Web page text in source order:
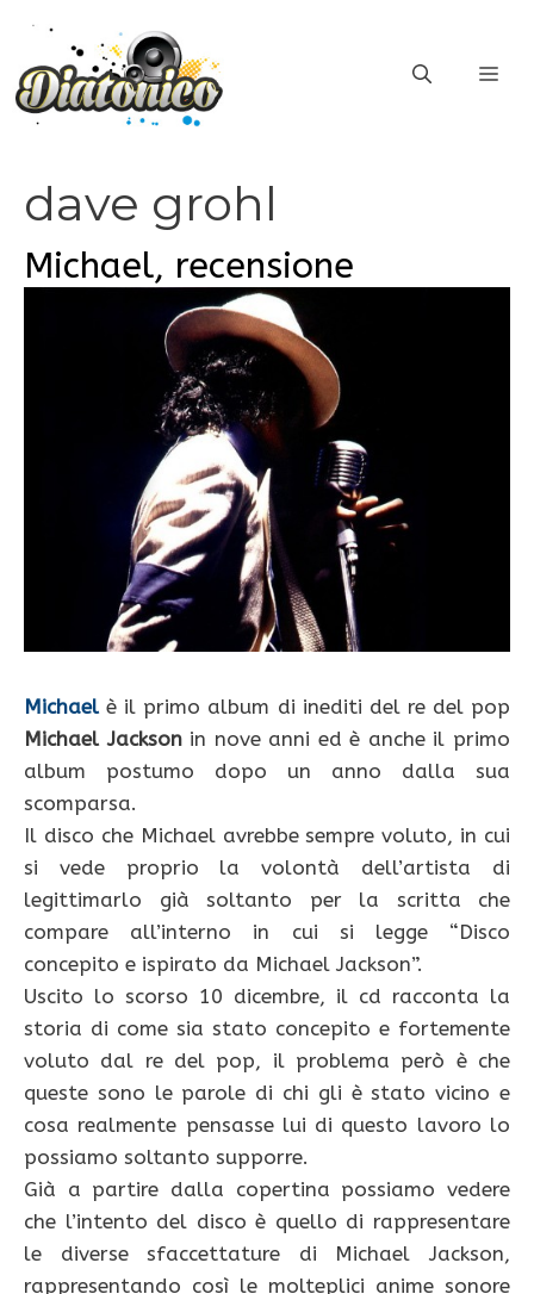
contenuto
dave grohl
Michael, recensione
Michaelè il primo album di inediti del re del pop
Michael Jacksonin nove anni ed è anche il primo
album postumo dopo un anno dalla sua
scomparsa.
Il disco che Michael avrebbe sempre voluto, in cui
si vede proprio la volontà dell’artista di
legittimarlo già soltanto per la scritta che
compare all’interno in cui si legge “Disco
concepito e ispirato da Michael Jackson”.
Uscito lo scorso 10 dicembre, il cd racconta la
storia di come sia stato concepito e fortemente
voluto dal re del pop, il problema però è che
queste sono le parole di chi gli è stato vicino e
cosa realmente pensasse lui di questo lavoro lo
possiamo soltanto supporre.
Già a partire dalla copertina possiamo vedere
che l’intento del disco è quello di rappresentare
le diverse sfaccettature di Michael Jackson,
rappresentando così le molteplici anime sonore